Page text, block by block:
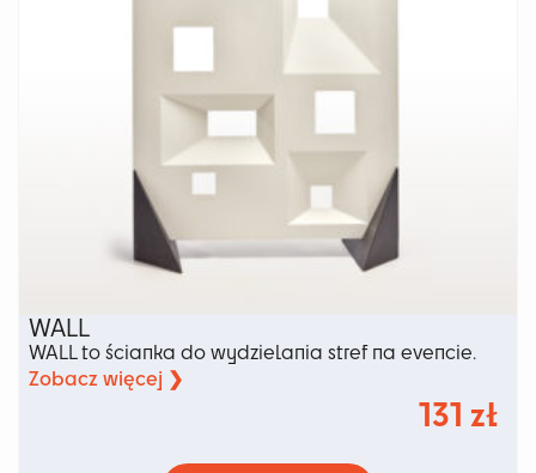
WALL
WALL to ścianka do wydzielania stref na evencie.
Zobacz więcej ❯
131 zł